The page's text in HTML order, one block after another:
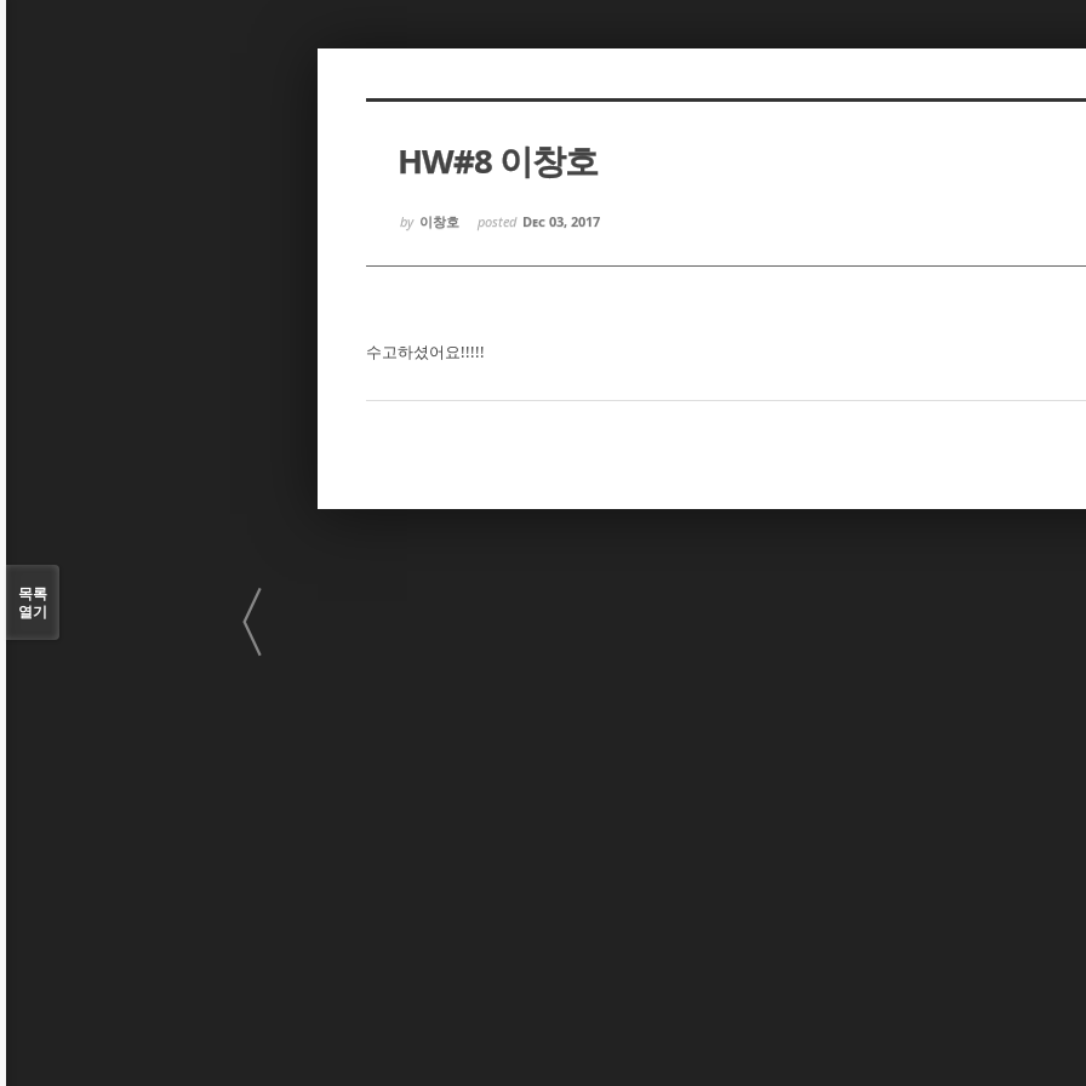
HW#8 이창호
by 이창호 posted Dec 03, 2017
수고하셨어요!!!!!
〈
목록
열기
Sketchbook5, 스케치북5
Sketchbook5, 스케치북5
Sketchbook5, 스케치북5
Sketchbook5, 스케치북5